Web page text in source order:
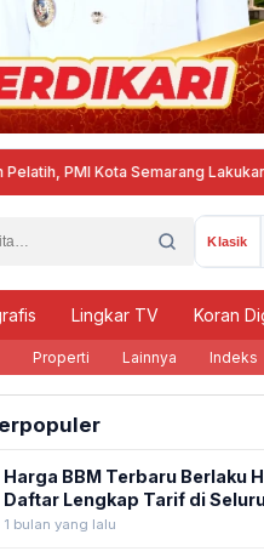
Kota Semarang Lakukan
Klasik
Lingkar TV Koran
Properti Lainnya Indeks
Harga BBM Terbaru Berlaku
Daftar Lengkap Tarif di
1 bulan yang lalu